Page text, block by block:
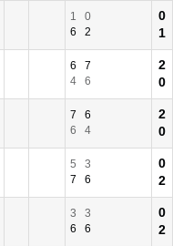
1
0
6
2
0
1
6
7
4
6
2
0
7
6
6
4
2
0
5
3
7
6
0
2
3
3
6
6
0
2